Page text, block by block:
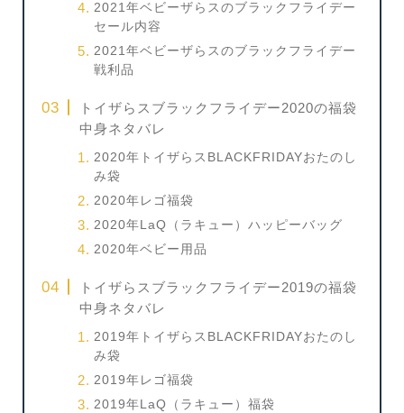
2021年ベビーザらスのブラックフライデー
セール内容
2021年ベビーザらスのブラックフライデー
戦利品
トイザらスブラックフライデー2020の福袋
中身ネタバレ
2020年トイザらスBLACKFRIDAYおたのし
み袋
2020年レゴ福袋
2020年LaQ（ラキュー）ハッピーバッグ
2020年ベビー用品
トイザらスブラックフライデー2019の福袋
中身ネタバレ
2019年トイザらスBLACKFRIDAYおたのし
み袋
2019年レゴ福袋
2019年LaQ（ラキュー）福袋